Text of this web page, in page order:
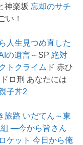
神楽坂忘却のサチ
い！
人生見つめ直した
の遺言～ SP絶対
トクライム ド 赤ひ
ドロ刑 あなたには
子丼2
旅路 いだてん～東
―今から皆さん
ケット 今日から俺